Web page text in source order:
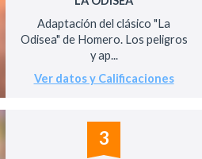
Adaptación del clásico "La
Odisea" de Homero. Los peligros
y ap...
Ver datos y Calificaciones
3